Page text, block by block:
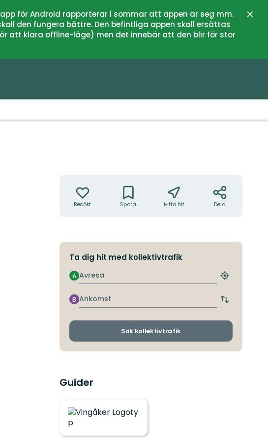
för Android rapporterar i sommar att appen är seg mm.
den fungera bättre. Den befintliga appen skall ersättas
att klara offline-läge) men det innebär att den blir för stor
Besökt Spara Hitta hit Dela
Ta dig hit med kollektivtrafik
Avresa
A
Hitta
hållplats
Ankomst
B
Byt
och
Sök kollektivtrafik
Guider